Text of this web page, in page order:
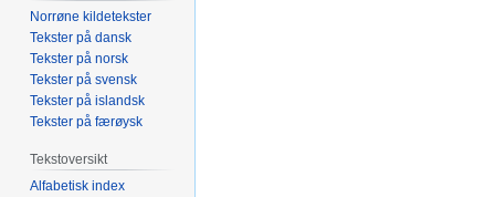
Norrøne kildetekster
Tekster på dansk
Tekster på norsk
Tekster på svensk
Tekster på islandsk
Tekster på færøysk
Tekstoversikt
Alfabetisk index